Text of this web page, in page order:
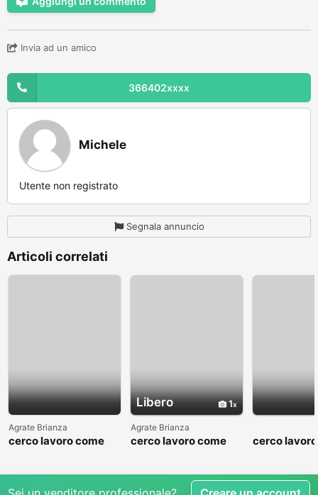
Invia ad un amico
366402xxxx
Michele
Utente non registrato
Segnala annuncio
Articoli correlati
Agrate Brianza
cerco lavoro come
Libero 1
Agrate Brianza
cerco lavoro come
cerco